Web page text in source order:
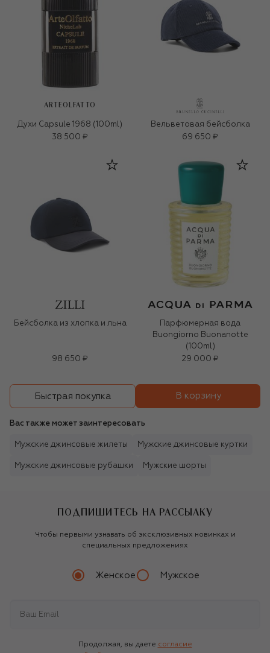
ARTEOLFATTO
Духи Capsule 1968 (100ml)
38 500 ₽
Вельветовая бейсболка
69 650 ₽
Бейсболка из хлопка и льна
98 650 ₽
Парфюмерная вода
Buongiorno Buonanotte
(100ml)
29 000 ₽
Быстрая покупка В корзину
Вас также может заинтересовать
Мужские джинсовые жилеты Мужские джинсовые куртки
Мужские джинсовые рубашки Мужские шорты
ПОДПИШИТЕСЬ НА РАССЫЛКУ
Чтобы первыми узнавать об эксклюзивных новинках и
специальных предложениях
Женское Мужское
Продолжая, вы даете согласие